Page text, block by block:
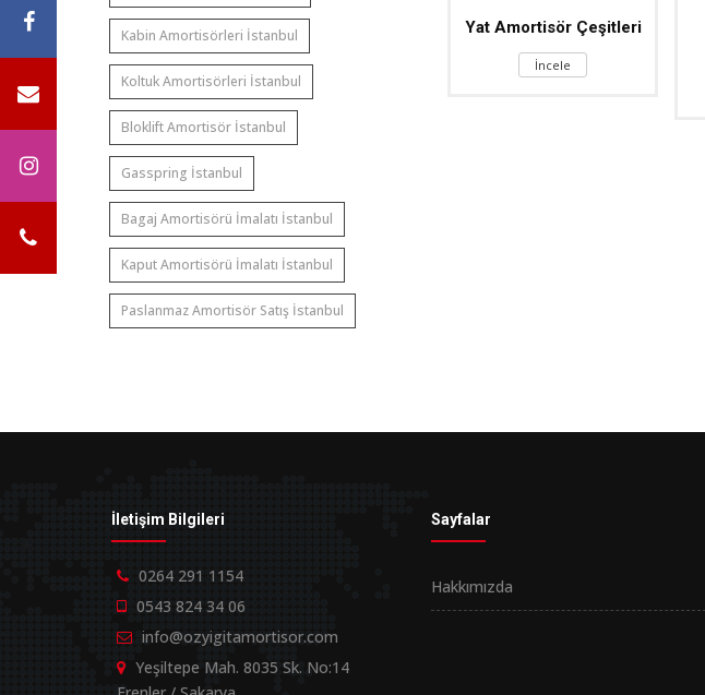
Kabin Amortisörleri İstanbul
Koltuk Amortisörleri İstanbul
Bloklift Amortisör İstanbul
Gasspring İstanbul
Bagaj Amortisörü İmalatı İstanbul
Kaput Amortisörü İmalatı İstanbul
Paslanmaz Amortisör Satış İstanbul
Kamyonet Tente
Amortisörü
304 Paslanmaz Gazlı
Amortisör
Yat Amortisör Çeşitleri
İncele
İletişim Bilgileri
0264 291 1154
0543 824 34 06
info@ozyigitamortisor.com
Yeşiltepe Mah. 8035 Sk. No:14
Sayfalar
Hakkımızda